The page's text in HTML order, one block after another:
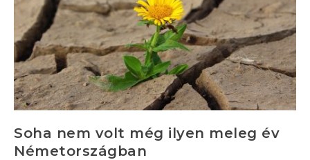
Soha nem volt még ilyen meleg év
Németországban